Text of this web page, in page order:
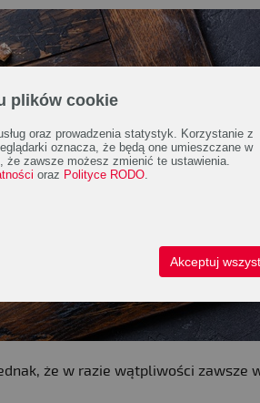
że w razie wątpliwości zawsze
plików cookie
oraz prowadzenia statystyk. Korzystanie z
oznacza, że będą one umieszczane w
że zawsze możesz zmienić te ustawienia.
oraz Polityce RODO
Akceptuj